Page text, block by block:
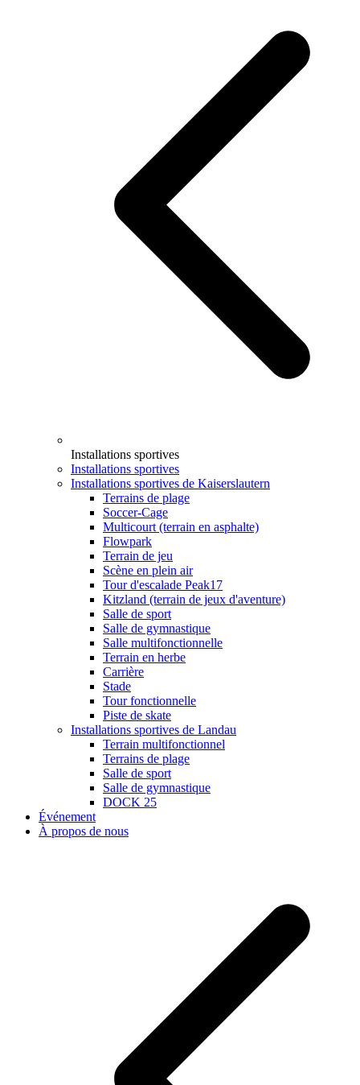
Installations sportives
Installations sportives
Installations sportives de Kaiserslautern
Terrains de plage
Soccer-Cage
Multicourt (terrain en asphalte)
Flowpark
Terrain de jeu
Scène en plein air
Tour d'escalade Peak17
Kitzland (terrain de jeux d'aventure)
Salle de sport
Salle de gymnastique
Salle multifonctionnelle
Terrain en herbe
Carrière
Stade
Tour fonctionnelle
Piste de skate
Installations sportives de Landau
Terrain multifonctionnel
Terrains de plage
Salle de sport
Salle de gymnastique
DOCK 25
Événement
À propos de nous